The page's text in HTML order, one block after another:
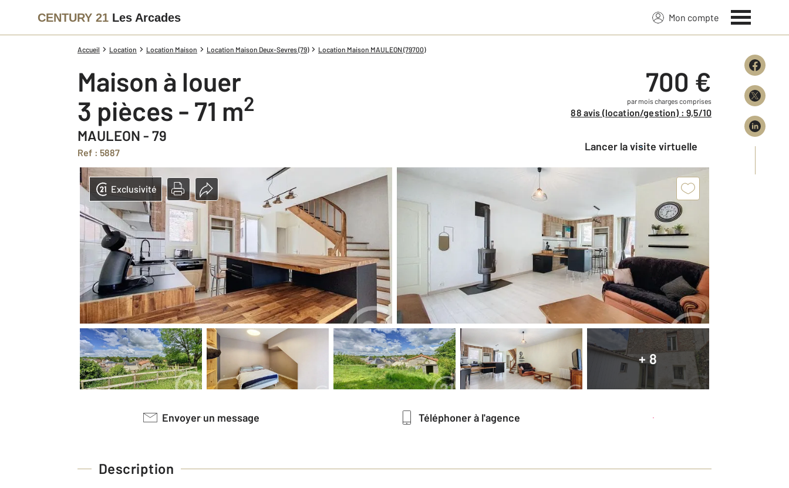
CENTURY 21 Les Arcades Mon compte
Accueil Location Location Maison Location Maison Deux-Sevres (79) Location Maison MAULEON (79700)
Maison à louer
3 pièces - 71 m2
MAULEON - 79
Ref : 5887
700 €
par mois charges comprises
88 avis (location/gestion) : 9,5/10
Lancer la visite virtuelle
+ 8
Exclusivité
Envoyer un message Téléphoner à l'agence
Description